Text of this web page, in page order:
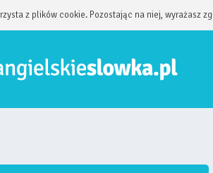
z plików cookie. Pozostając na niej, wyrażasz